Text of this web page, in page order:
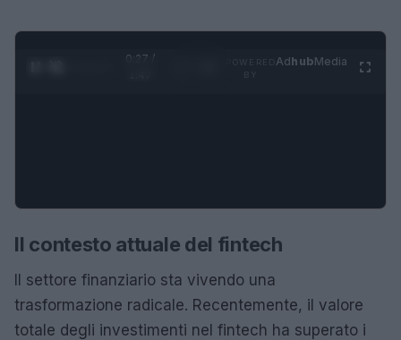
0:28 /
AdhubMedia
Il contesto attuale del fintech
Il settore finanziario sta vivendo una
trasformazione radicale. Recentemente, il valore
totale degli investimenti nel fintech ha superato i